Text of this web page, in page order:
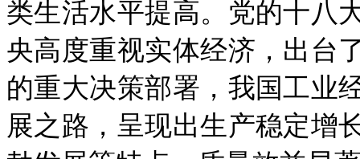
类生活水平提高。党的十八
央高度重视实体经济，出台
的重大决策部署，我国工业
展之路，呈现出生产稳定增